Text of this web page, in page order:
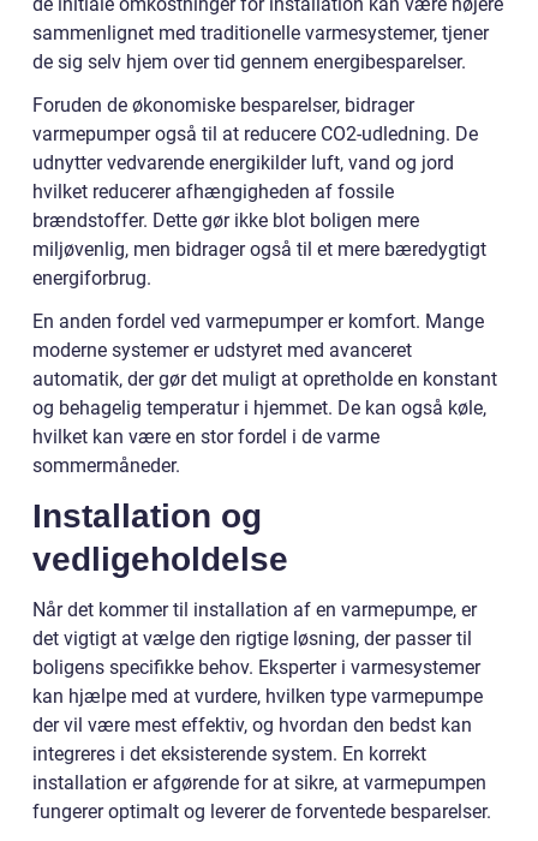
sammenlignet med traditionelle varmesystemer, tjener
de sig selv hjem over tid gennem energibesparelser.
Foruden de økonomiske besparelser, bidrager
varmepumper også til at reducere CO2-udledning. De
udnytter vedvarende energikilder luft, vand og jord
hvilket reducerer afhængigheden af fossile
brændstoffer. Dette gør ikke blot boligen mere
miljøvenlig, men bidrager også til et mere bæredygtigt
energiforbrug.
En anden fordel ved varmepumper er komfort. Mange
moderne systemer er udstyret med avanceret
automatik, der gør det muligt at opretholde en konstant
og behagelig temperatur i hjemmet. De kan også køle,
hvilket kan være en stor fordel i de varme
sommermåneder.
Installation og
vedligeholdelse
Når det kommer til installation af en varmepumpe, er
det vigtigt at vælge den rigtige løsning, der passer til
boligens specifikke behov. Eksperter i varmesystemer
kan hjælpe med at vurdere, hvilken type varmepumpe
der vil være mest effektiv, og hvordan den bedst kan
integreres i det eksisterende system. En korrekt
installation er afgørende for at sikre, at varmepumpen
fungerer optimalt og leverer de forventede besparelser.